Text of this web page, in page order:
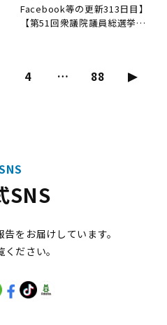
Facebook等の更新313日目】
【第51回衆議院議員総選挙当
4 … 88
SNS
をお届けしています。
ださい。